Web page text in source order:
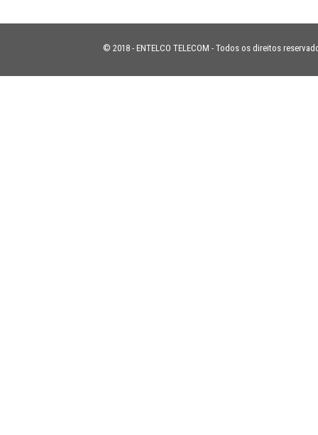
© 2018 - ENTELCO TELECOM - Todos os direitos